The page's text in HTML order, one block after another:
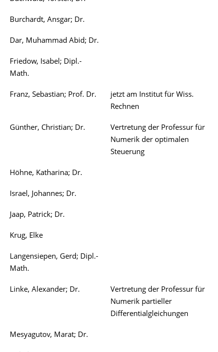
Burchardt, Ansgar; Dr.
Dar, Muhammad Abid; Dr.
Friedow, Isabel; Dipl.-
Math.
Franz, Sebastian; Prof. Dr.
jetzt am Institut für Wiss.
Rechnen
Günther, Christian; Dr.
Vertretung der Professur für
Numerik der optimalen
Steuerung
Höhne, Katharina; Dr.
Israel, Johannes; Dr.
Jaap, Patrick; Dr.
Krug, Elke
Langensiepen, Gerd; Dipl.-
Math.
Linke, Alexander; Dr.
Vertretung der Professur für
Numerik partieller
Differentialgleichungen
Mesyagutov, Marat; Dr.